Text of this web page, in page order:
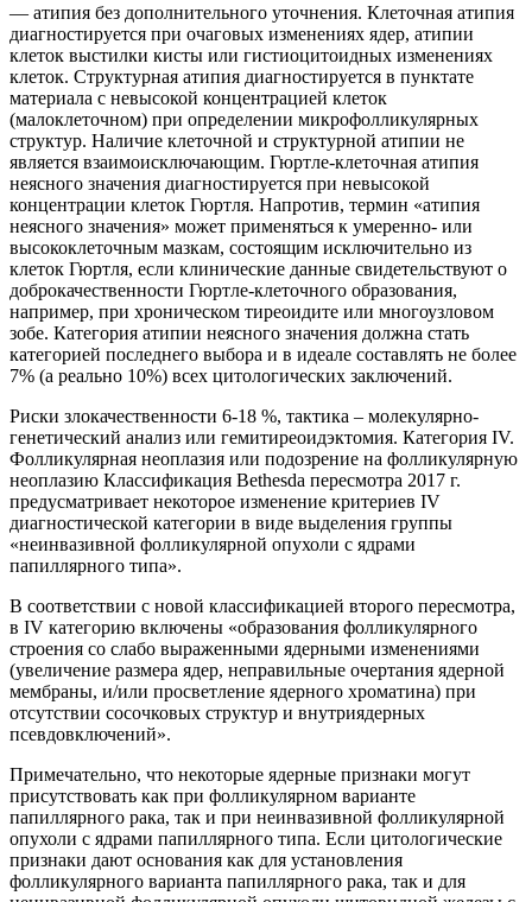
— атипия без дополнительного уточнения. Клеточная атипия
диагностируется при очаговых изменениях ядер, атипии
клеток выстилки кисты или гистиоцитоидных изменениях
клеток. Структурная атипия диагностируется в пунктате
материала с невысокой концентрацией клеток
(малоклеточном) при определении микрофолликулярных
структур. Наличие клеточной и структурной атипии не
является взаимоисключающим. Гюртле-клеточная атипия
неясного значения диагностируется при невысокой
концентрации клеток Гюртля. Напротив, термин «атипия
неясного значения» может применяться к умеренно- или
высококлеточным мазкам, состоящим исключительно из
клеток Гюртля, если клинические данные свидетельствуют о
доброкачественности Гюртле-клеточного образования,
например, при хроническом тиреоидите или многоузловом
зобе. Категория атипии неясного значения должна стать
категорией последнего выбора и в идеале составлять не более
7% (а реально 10%) всех цитологических заключений.
Риски злокачественности 6-18 %, тактика – молекулярно-
генетический анализ или гемитиреоидэктомия. Категория IV.
Фолликулярная неоплазия или подозрение на фолликулярную
неоплазию Классификация Bethesda пересмотра 2017 г.
предусматривает некоторое изменение критериев IV
диагностической категории в виде выделения группы
«неинвазивной фолликулярной опухоли с ядрами
папиллярного типа».
В соответствии с новой классификацией второго пересмотра,
в IV категорию включены «образования фолликулярного
строения со слабо выраженными ядерными изменениями
(увеличение размера ядер, неправильные очертания ядерной
мембраны, и/или просветление ядерного хроматина) при
отсутствии сосочковых структур и внутриядерных
псевдовключений».
Примечательно, что некоторые ядерные признаки могут
присутствовать как при фолликулярном варианте
папиллярного рака, так и при неинвазивной фолликулярной
опухоли с ядрами папиллярного типа. Если цитологические
признаки дают основания как для установления
фолликулярного варианта папиллярного рака, так и для